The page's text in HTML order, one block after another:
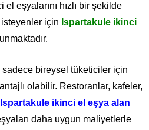
eşyalarını hızlı bir şekilde
için Ispartakule ikinci
sadece bireysel tüketiciler için
olabilir. Restoranlar, kafeler,
Ispartakule ikinci el eşya alan
daha uygun maliyetlerle